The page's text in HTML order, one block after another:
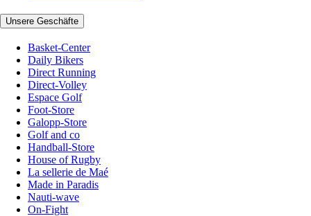
Unsere Geschäfte
Basket-Center
Daily Bikers
Direct Running
Direct-Volley
Espace Golf
Foot-Store
Galopp-Store
Golf and co
Handball-Store
House of Rugby
La sellerie de Maé
Made in Paradis
Nauti-wave
On-Fight